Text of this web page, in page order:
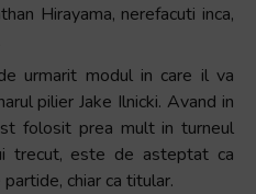
Hirayama, nerefacuti inca,
urmarit modul in care il va
pilier Jake Ilnicki. Avand in
folosit prea mult in turneul
trecut, este de asteptat ca
chiar ca titular.